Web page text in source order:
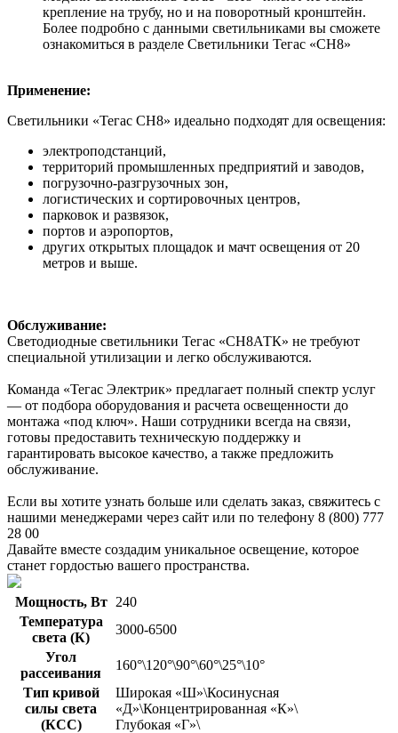
крепление на трубу, но и на поворотный кронштейн.
Более подробно с данными светильниками вы сможете
ознакомиться в разделе Светильники Тегас «СН8»
Применение:
Светильники «Тегас СН8» идеально подходят для освещения:
электроподстанций,
территорий промышленных предприятий и заводов,
погрузочно-разгрузочных зон,
логистических и сортировочных центров,
парковок и развязок,
портов и аэропортов,
других открытых площадок и мачт освещения от 20
метров и выше.
Обслуживание:
Светодиодные светильники Тегас «СН8АТК» не требуют
специальной утилизации и легко обслуживаются.
Команда «Тегас Электрик» предлагает полный спектр услуг
— от подбора оборудования и расчета освещенности до
монтажа «под ключ». Наши сотрудники всегда на связи,
готовы предоставить техническую поддержку и
гарантировать высокое качество, а также предложить
обслуживание.
Если вы хотите узнать больше или сделать заказ, свяжитесь с
нашими менеджерами через сайт или по телефону 8 (800) 777
28 00
Давайте вместе создадим уникальное освещение, которое
станет гордостью вашего пространства.
Мощность, Вт
240
Температура
света (К)
3000-6500
Угол
рассеивания
160°\120°\90°\60°\25°\10°
Тип кривой
силы света
(КСС)
Широкая «Ш»\Косинусная
«Д»\Концентрированная «К»\
Глубокая «Г»\